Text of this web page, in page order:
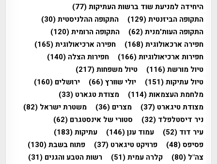
היחידה למניעת שוד ברשות העתיקות(77)
התקופה הביזנטית(129) התקופה ההלניסטית(30)
התקופה העות'מנית(62) התקופה הרומית(120)
חפירה ארכאולוגית(168) חפירה ארכיאולוגית(165)
חפירות ארכיאולוגיות(166) חפירות הצלה (140)
טיול מורשת(116) טיול משפחות(217)
טיול עתיקות(151) יולי שוורץ(66) ירושלים (160)
מלחמת העצמאות(114) מצודת טגארט (33)
מצודת טיגארט (37) מצרים (36) משטרת ישראל (82)
ניר דיסטלפלד (32) סטורי של אינסטגרם (62)
עיר דוד (52) עמוד ענן(146) עתיקות(183)
פסיפס(48) פרויקט טיגארט (37) פתוח בשבת(130)
צה"ל (80) קלרה עמית(51) רשות הטבע והגנים (31)